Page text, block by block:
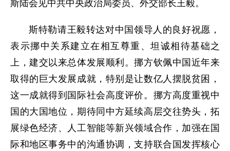
斯陆会见中共中央政治局委员、外交部长王毅。
斯特勒请王毅转达对中国领导人的良好祝愿，
表示挪中关系建立在相互尊重、坦诚相待基础之
上，建交以来总体发展顺利。挪方钦佩中国近年来
取得的巨大发展成就，特别是让数亿人摆脱贫困，
这一成就得到国际社会高度评价。挪方高度重视中
国的大国地位，期待同中方延续高层交往势头，拓
展绿色经济、人工智能等新兴领域合作，加强在国
际和地区事务中的沟通协调，支持联合国发挥核心